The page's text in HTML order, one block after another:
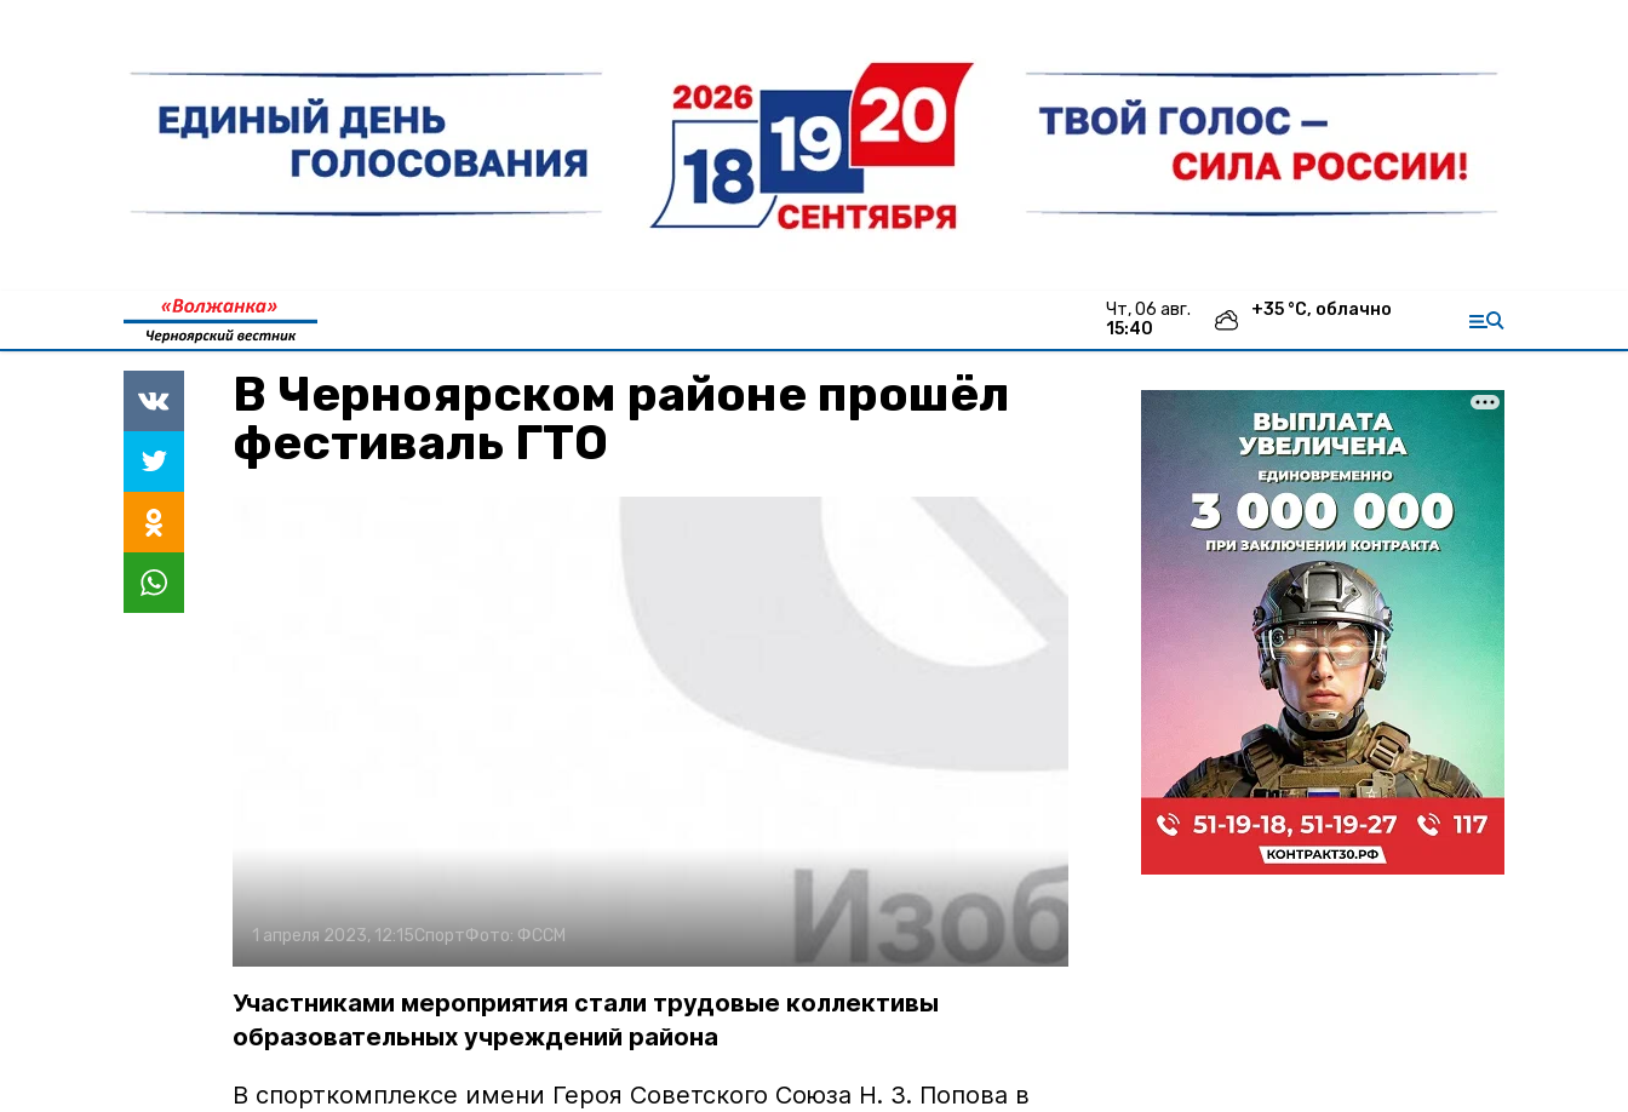
чт, 06 авг.
15:40
+35 °С, облачно
В Черноярском районе прошёл
фестиваль ГТО
1 апреля 2023, 12:15СпортФото: ФССМ
Участниками мероприятия стали трудовые коллективы
образовательных учреждений района
В спорткомплексе имени Героя Советского Союза Н. З. Попова в